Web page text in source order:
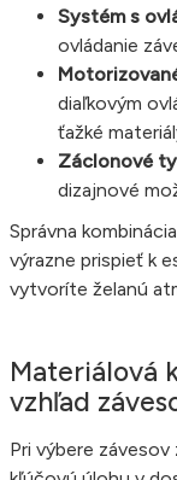
Systém s
ovládanie
diaľkovým
ťažké
Záclonové
dizajnové
Správna
výrazne prispieť k
vytvoríte želanú
Materiálová
vzhľad
Pri výbere závesov